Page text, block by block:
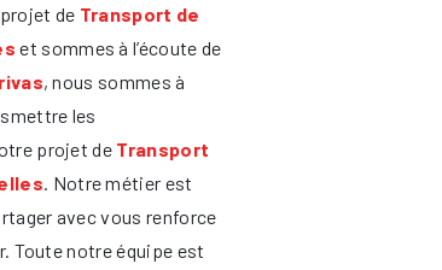
de Transport de
et sommes à l’écoute de
, nous sommes à
les
projet de Transport
. Notre métier est
avec vous renforce
Toute notre équipe est